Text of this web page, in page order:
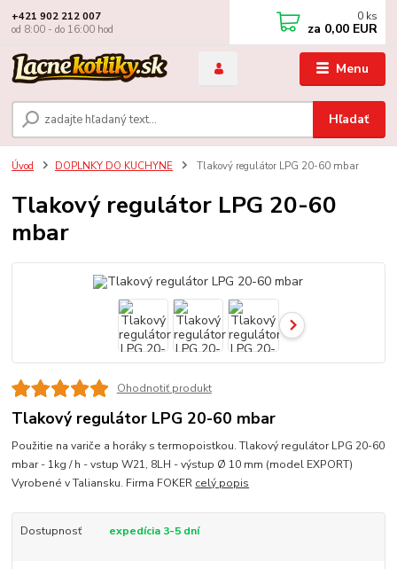
Menu
Hľadať
+421 902 212 007
od 8:00 - do 16:00 hod
0 ks
za 0,00 EUR
Úvod DOPLNKY DO KUCHYNE Tlakový regulátor LPG 20-60 mbar
Tlakový regulátor LPG 20-60
mbar
Ohodnotiť produkt
Tlakový regulátor LPG 20-60 mbar
Použitie na variče a horáky s termopoistkou. Tlakový regulátor LPG 20-60
mbar - 1kg / h - vstup W21, 8LH - výstup Ø 10 mm (model EXPORT)
Vyrobené v Taliansku. Firma FOKER celý popis
Dostupnosť expedícia 3-5 dní